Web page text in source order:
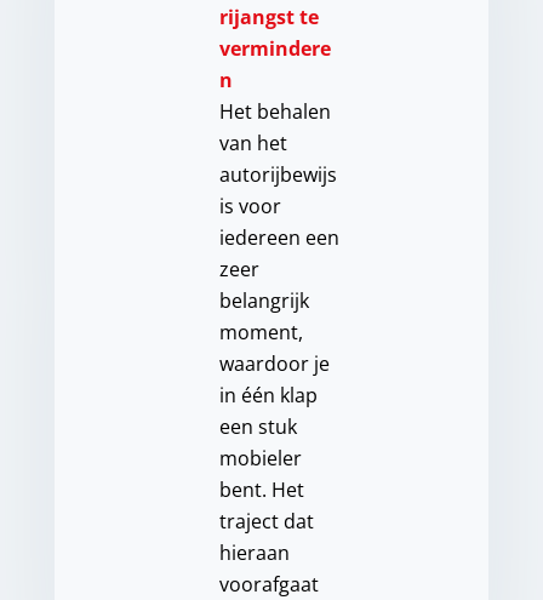
rijangst te
vermindere
n
Het behalen
van het
autorijbewijs
is voor
iedereen een
zeer
belangrijk
moment,
waardoor je
in één klap
een stuk
mobieler
bent. Het
traject dat
hieraan
voorafgaat